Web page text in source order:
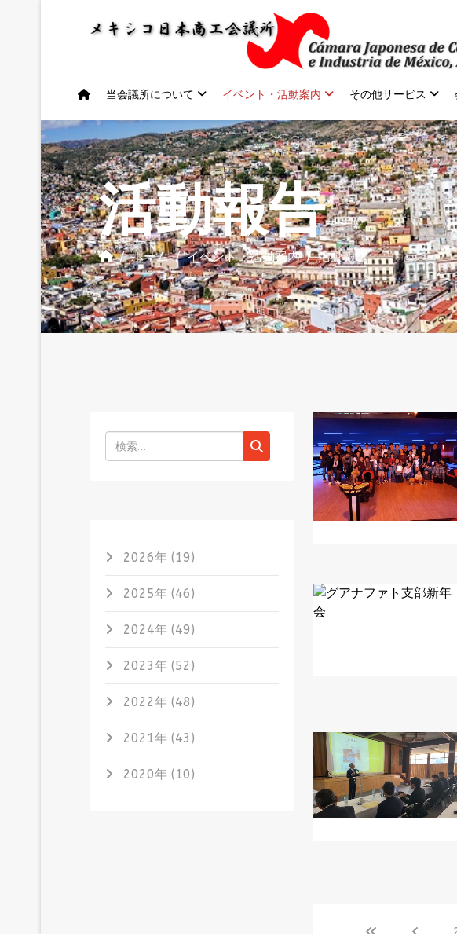
当会議所について イベント・活動案内 その他サービス
活動報告
ホーム イベント・活動案内 活動報告
検索
2026年 (19)
2025年 (46)
2024年 (49)
2023年 (52)
2022年 (48)
2021年 (43)
2020年 (10)